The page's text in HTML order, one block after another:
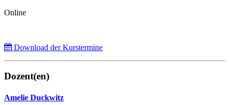
Online
Download der Kurstermine
Dozent(en)
Amelie Duckwitz